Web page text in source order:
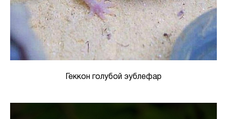
Геккон голубой эублефар